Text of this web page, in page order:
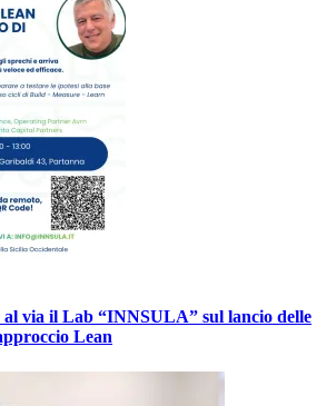
al via il Lab “INNSULA” sul lancio delle
Lean